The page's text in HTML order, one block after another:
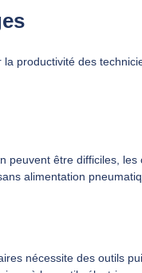
productivité des
peuvent être difficiles,
alimentation
nécessite des outils